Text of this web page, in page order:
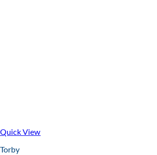
Quick View
Torby